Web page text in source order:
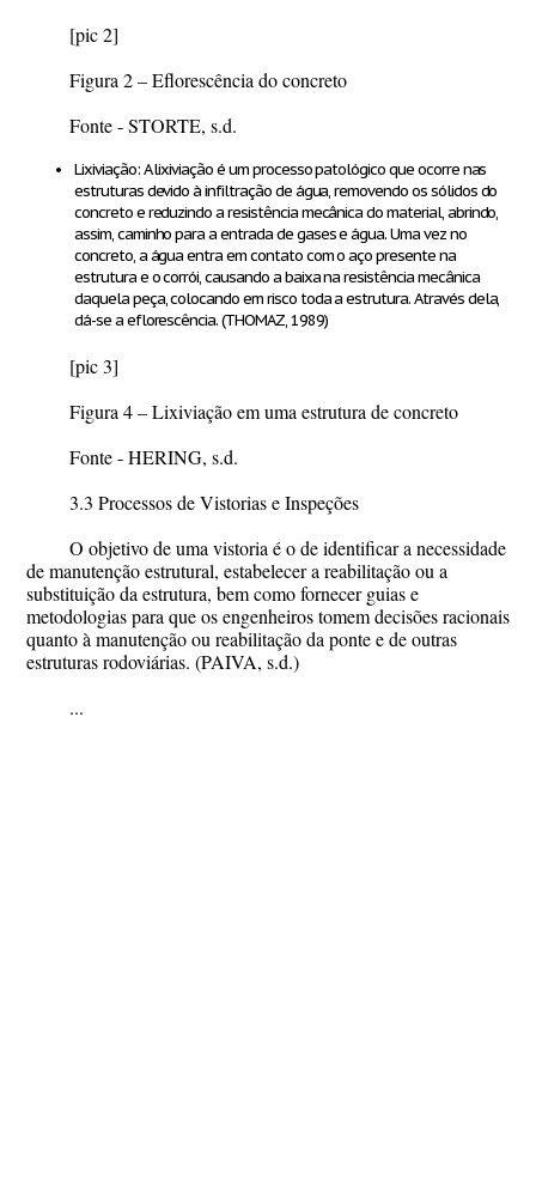
[pic 2]
Figura 2 – Eflorescência do concreto
Fonte - STORTE, s.d.
Lixiviação: A lixiviação é um processo patológico que ocorre nas
estruturas devido à infiltração de água, removendo os sólidos do
concreto e reduzindo a resistência mecânica do material, abrindo,
assim, caminho para a entrada de gases e água. Uma vez no
concreto, a água entra em contato com o aço presente na
estrutura e o corrói, causando a baixa na resistência mecânica
daquela peça, colocando em risco toda a estrutura. Através dela,
dá-se a eflorescência. (THOMAZ, 1989)
[pic 3]
Figura 4 – Lixiviação em uma estrutura de concreto
Fonte - HERING, s.d.
3.3 Processos de Vistorias e Inspeções
O objetivo de uma vistoria é o de identificar a necessidade
de manutenção estrutural, estabelecer a reabilitação ou a
substituição da estrutura, bem como fornecer guias e
metodologias para que os engenheiros tomem decisões racionais
quanto à manutenção ou reabilitação da ponte e de outras
estruturas rodoviárias. (PAIVA, s.d.)
...